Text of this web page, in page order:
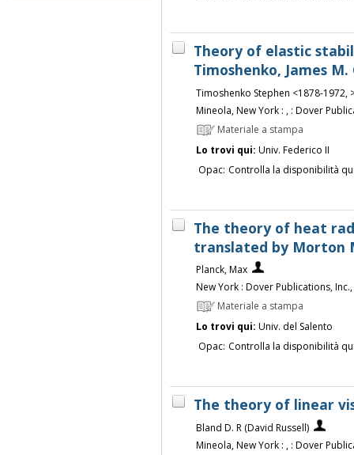
Theory of elastic
Timoshenko, James M.
Timoshenko Stephen <1878-1972,
Mineola, New York : , : Dover
Materiale a stampa
Lo trovi qui: Univ. Federico II
Opac: Controlla la disponibilità
The theory of heat
translated by Morton
Planck, Max
New York : Dover Publications,
Materiale a stampa
Lo trovi qui: Univ. del Salento
Opac: Controlla la disponibilità
The theory of linear
Bland D. R (David Russell)
Mineola, New York : , : Dover